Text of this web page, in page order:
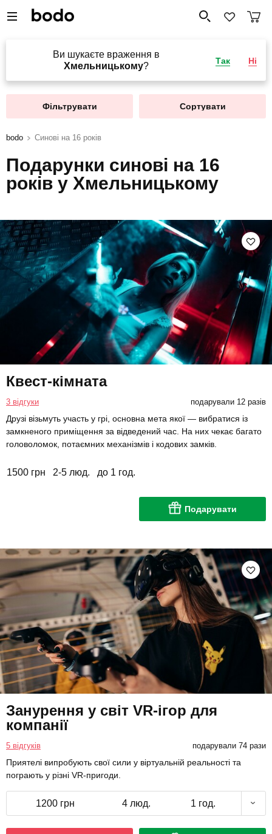
Ви шукаєте враження в
Хмельницькому?
Так Ні
Фільтрувати Сортувати
bodo Синові на 16 років
Подарунки синові на 16
років у Хмельницькому
Квест-кімната
3 відгуки подарували 12 разів
Друзі візьмуть участь у грі, основна мета якої — вибратися із
замкненого приміщення за відведений час. На них чекає багато
головоломок, потаємних механізмів і кодових замків.
1500 грн 2-5 люд. до 1 год.
Подарувати
Занурення у світ VR-ігор для
компанії
5 відгуків подарували 74 рази
Приятелі випробують свої сили у віртуальній реальності та
пограють у різні VR-пригоди.
1200 грн 4 люд. 1 год.